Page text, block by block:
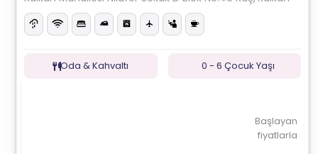
Oda & Kahvaltı 0 - 6 Çocuk Yaşı
Başlayan
fiyatlarla